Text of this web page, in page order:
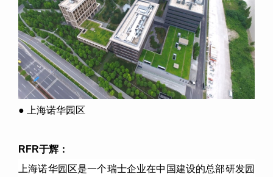
● 上海诺华园区
RFR于辉：
上海诺华园区是一个瑞士企业在中国建设的总部研发园